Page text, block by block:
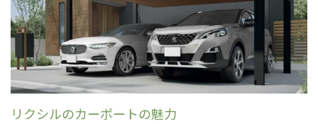
リクシルのカーポートの魅力